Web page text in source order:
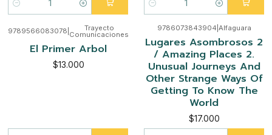
Cantidad Cantidad
9789566083078 Trayecto
Comunicaciones
El Primer Arbol
$13.000
9786073843904 Alfaguara
Lugares Asombrosos 2
/ Amazing Places 2.
Unusual Journeys And
Other Strange Ways Of
Getting To Know The
World
$17.000